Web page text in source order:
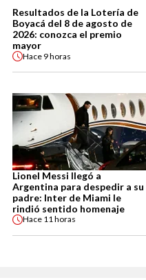
Resultados de la Lotería de
Boyacá del 8 de agosto de
2026: conozca el premio
mayor
Hace 9 horas
Lionel Messi llegó a
Argentina para despedir a su
padre: Inter de Miami le
rindió sentido homenaje
Hace 11 horas